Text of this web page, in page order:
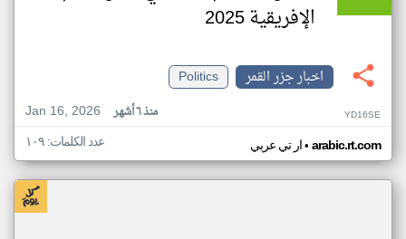
الإفريقية 2025
اخبار جزر القمر
Politics
Jan 16, 2026
منذ ٦ أشهر YD16SE
ار تي عربي• arabic.rt.com عدد الكلمات: ١٠٩